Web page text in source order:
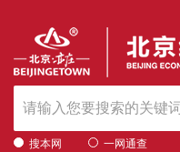
搜本网 一网通查